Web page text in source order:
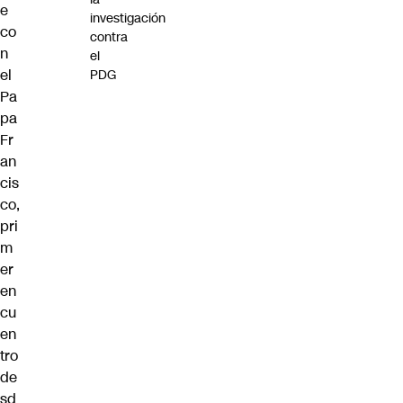
e
co
n
el
Pa
pa
Fr
an
cis
co,
pri
m
er
en
cu
en
tro
de
sd
investigación
contra
el
PDG